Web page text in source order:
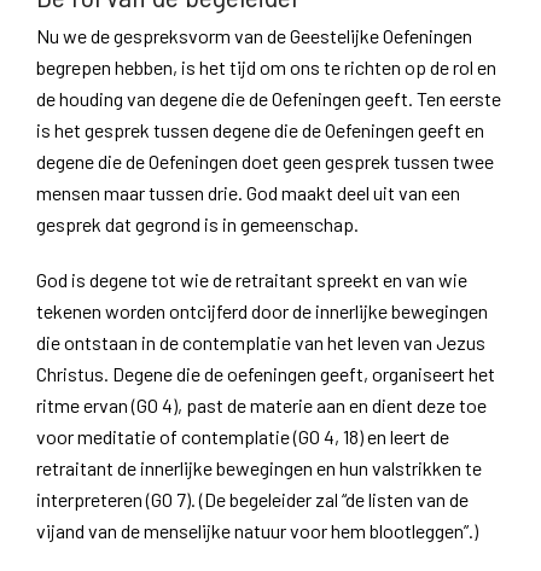
Nu we de gespreksvorm van de Geestelijke Oefeningen
begrepen hebben, is het tijd om ons te richten op de rol en
de houding van degene die de Oefeningen geeft. Ten eerste
is het gesprek tussen degene die de Oefeningen geeft en
degene die de Oefeningen doet geen gesprek tussen twee
mensen maar tussen drie. God maakt deel uit van een
gesprek dat gegrond is in gemeenschap.
God is degene tot wie de retraitant spreekt en van wie
tekenen worden ontcijferd door de innerlijke bewegingen
die ontstaan in de contemplatie van het leven van Jezus
Christus. Degene die de oefeningen geeft, organiseert het
ritme ervan (GO 4), past de materie aan en dient deze toe
voor meditatie of contemplatie (GO 4, 18) en leert de
retraitant de innerlijke bewegingen en hun valstrikken te
interpreteren (GO 7). (De begeleider zal “de listen van de
vijand van de menselijke natuur voor hem blootleggen”.)